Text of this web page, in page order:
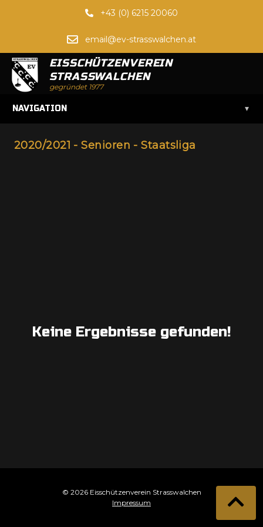
+43 (0) 6215 20060
email@ev-strasswalchen.at
EISSCHÜTZENVEREIN
STRASSWALCHEN
gegründet 1977
NAVIGATION ▾
2020/2021 - Senioren - Staatsliga
Keine Ergebnisse gefunden!
© 2026 Eisschützenverein Strasswalchen
Impressum